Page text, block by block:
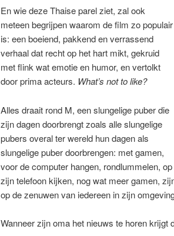
En wie deze Thaise parel ziet, zal ook
meteen begrijpen waarom de film zo populair
is: een boeiend, pakkend en verrassend
verhaal dat recht op het hart mikt, gekruid
met flink wat emotie en humor, en vertolkt
door prima acteurs. What’s not to like?
Alles draait rond M, een slungelige puber die
zijn dagen doorbrengt zoals alle slungelige
pubers overal ter wereld hun dagen als
slungelige puber doorbrengen: met gamen,
voor de computer hangen, rondlummelen, op
zijn telefoon kijken, nog wat meer gamen,
op de zenuwen van iedereen in zijn
Wanneer zijn oma het nieuws te horen